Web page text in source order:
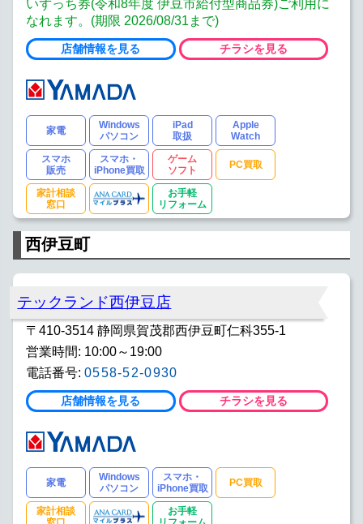
いずっち券(令和8年度 伊豆市給付型商品券)ご利用に
なれます。(期限 2026/08/31まで)
店舗情報を見る チラシを見る
家電
Windows
パソコン
iPad
取扱
Apple
Watch
スマホ
販売
スマホ・
iPhone買取
ゲーム
ソフト
PC買取
家計相談
窓口
お手軽
リフォーム
西伊豆町
テックランド西伊豆店
〒410-3514 静岡県賀茂郡西伊豆町仁科355-1
営業時間: 10:00～19:00
電話番号: 0558-52-0930
店舗情報を見る チラシを見る
家電
Windows
パソコン
スマホ・
iPhone買取
PC買取
家計相談
お手軽